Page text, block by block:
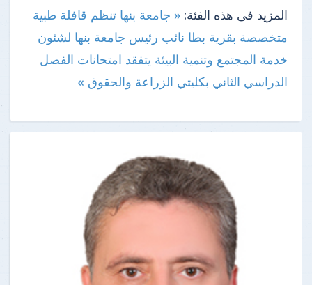
المزيد فى هذه الفئة: « جامعة بنها تنظم قافلة طبية
متخصصة بقرية بطا نائب رئيس جامعة بنها لشئون
خدمة المجتمع وتنمية البيئة يتفقد امتحانات الفصل
الدراسي الثاني بكليتي الزراعة والحقوق »